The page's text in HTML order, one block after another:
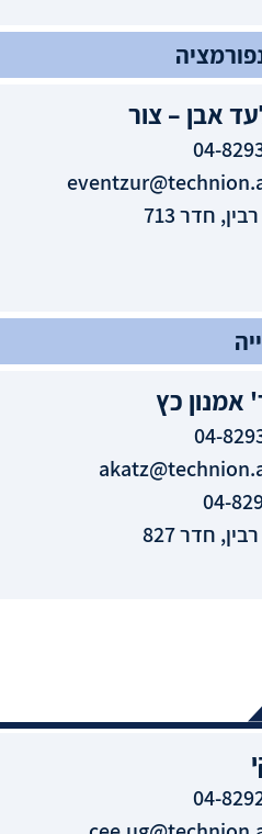
אבן – צור
04-
חדר 713
אמנון כץ
04-
חדר 827
04-